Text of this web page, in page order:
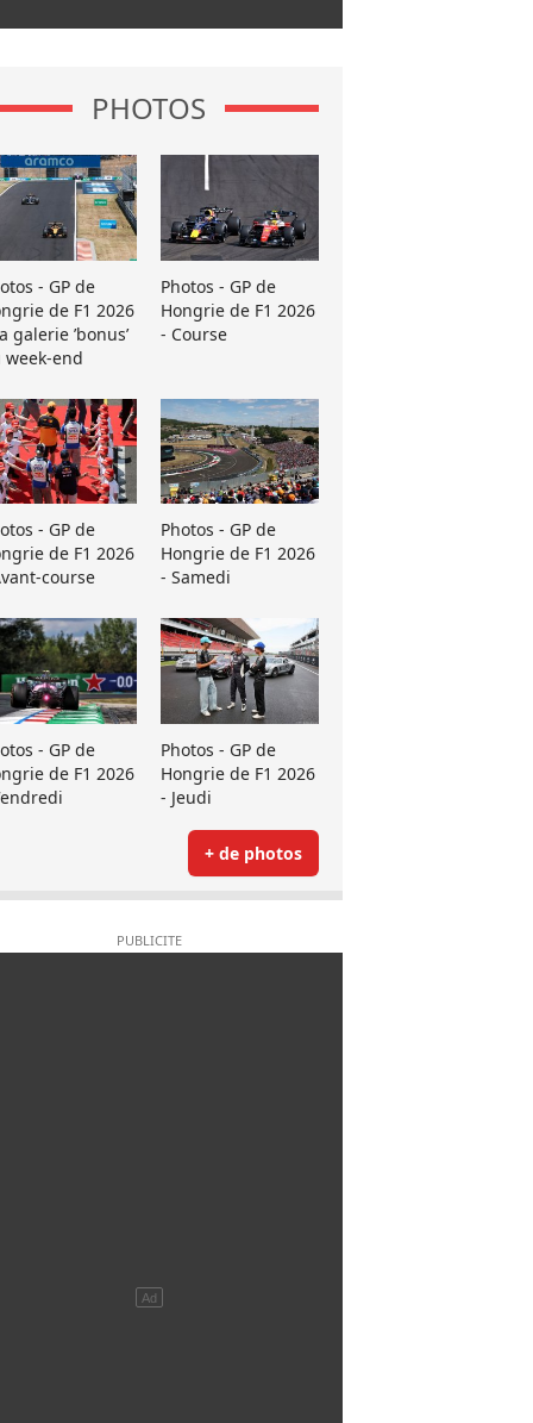
PHOTOS
- GP de
de F1 2026
galerie ’bonus’
week-end
Photos - GP de
Hongrie de F1 2026
- Course
- GP de
de F1 2026
course
Photos - GP de
Hongrie de F1 2026
- Samedi
- GP de
de F1 2026
Photos - GP de
Hongrie de F1 2026
- Jeudi
+ de photos